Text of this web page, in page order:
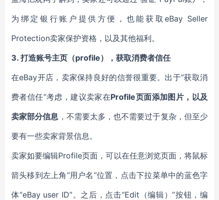
为绑定银行账户提供方便，也能获取eBay Seller
Protection卖家保护资格，以及其他福利。
3. 打造账号主页（profile），获取消费者信任
在eBay开店，卖家保持良好的信誉很重要。出于“获取消
费者信任”考虑，建议卖家在Profile页面添加图片，以及
卖家部分信息 ，不需要太多，也不需要过于复杂，但至少
要有一些卖家背景信息。
卖家如要编辑Profile页面，可以在任意浏览页面，将鼠标
箭头移到左上角“用户名”位置，点击下拉菜单中的蓝色字
体“eBay user ID”。之后，点击“Edit（编辑）”按钮，编